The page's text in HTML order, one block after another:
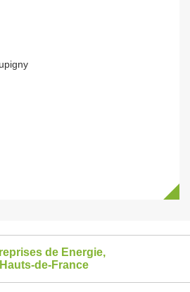
de Energie,
de-France